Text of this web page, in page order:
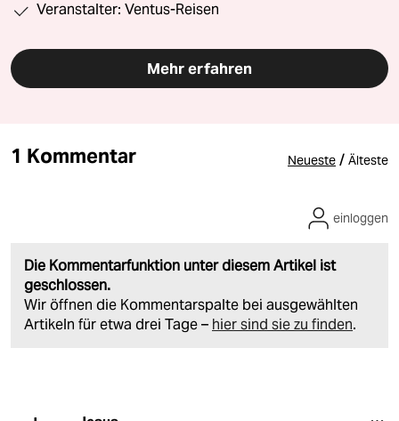
Veranstalter: Ventus-Reisen
Mehr erfahren
1 Kommentar Neueste / Älteste
Die Kommentarfunktion unter diesem Artikel ist
geschlossen.
Wir öffnen die Kommentarspalte bei ausgewählten
Artikeln für etwa drei Tage – hier sind sie zu finden.
einloggen